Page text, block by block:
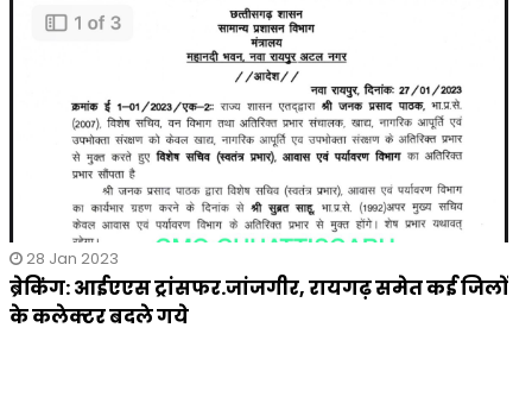
28 Jan 2023
ब्रेकिंग: आईएएस ट्रांसफर.जांजगीर, रायगढ़ समेत कई जिलों
के कलेक्टर बदले गये